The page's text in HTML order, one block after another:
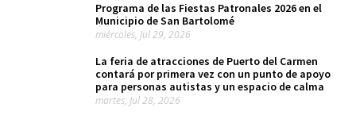
Programa de las Fiestas Patronales 2026 en el
Municipio de San Bartolomé
miércoles, Jul 29, 2026
La feria de atracciones de Puerto del Carmen
contará por primera vez con un punto de apoyo
para personas autistas y un espacio de calma
martes, Jul 28, 2026